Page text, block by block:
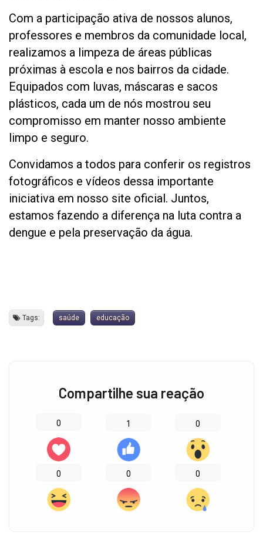
Com a participação ativa de nossos alunos,
professores e membros da comunidade local,
realizamos a limpeza de áreas públicas
próximas à escola e nos bairros da cidade.
Equipados com luvas, máscaras e sacos
plásticos, cada um de nós mostrou seu
compromisso em manter nosso ambiente
limpo e seguro.
Convidamos a todos para conferir os registros
fotográficos e vídeos dessa importante
iniciativa em nosso site oficial. Juntos,
estamos fazendo a diferença na luta contra a
dengue e pela preservação da água.
Tags: saúde educação
Compartilhe sua reação
0 1 0
0 0 0